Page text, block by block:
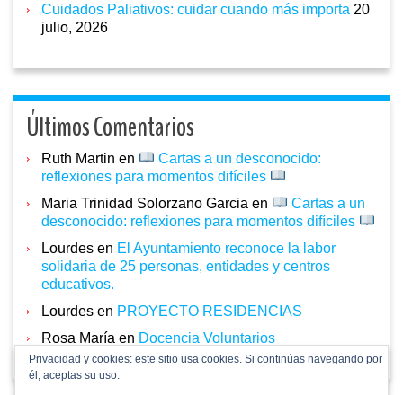
Cuidados Paliativos: cuidar cuando más importa 20
julio, 2026
Últimos Comentarios
Ruth Martin en
Cartas a un desconocido:
reflexiones para momentos difíciles
Maria Trinidad Solorzano Garcia en
Cartas a un
desconocido: reflexiones para momentos difíciles
Lourdes en El Ayuntamiento reconoce la labor
solidaria de 25 personas, entidades y centros
educativos.
Lourdes en PROYECTO RESIDENCIAS
Rosa María en Docencia Voluntarios
Privacidad y cookies: este sitio usa cookies. Si continúas navegando por
él, aceptas su uso.